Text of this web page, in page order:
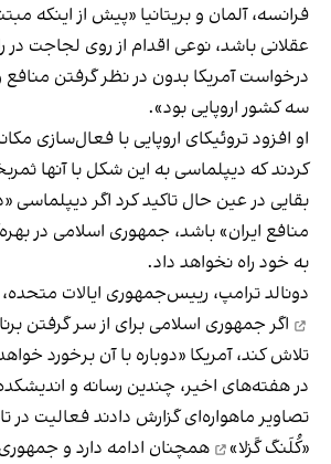
فرانسه، آلمان و بریتانیا «پیش از اینکه
عقلانی باشد، نوعی اقدام از روی لجاجت در
درخواست آمریکا بدون در نظر گرفتن
سه کشور اروپایی بود».
او افزود تروئیکای اروپایی با فعال‌سازی
کردند که دیپلماسی به این شکل با آنها
بقایی در عین حال تاکید کرد اگر دیپلماسی
منافع ایران» باشد، جمهوری اسلامی در
به خود راه نخواهد داد.
دونالد ترامپ، رییس‌جمهوری ایالات متحده، ۱۳ مهر
اگر جمهوری اسلامی برای از سر گرفتن
تلاش کند، آمریکا «دوباره با آن برخورد
در هفته‌های اخیر، چندین رسانه و
تصاویر ماهواره‌ای گزارش دادند فعالیت در
«کُلَنگ گَزلا»
همچنان ادامه دارد و